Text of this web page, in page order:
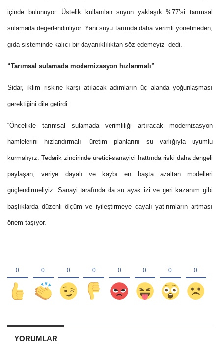
içinde bulunuyor. Üstelik kullanılan suyun yaklaşık%77’si tarımsal
sulamadadeğerlendiriliyor. Yani suyu tarımda daha verimli yönetmeden,
gıda sisteminde kalıcı bir dayanıklılıktan söz edemeyiz” dedi.
“Tarımsal sulamada modernizasyon hızlanmalı”
Sidar, iklim riskine karşı atılacak adımların üç alanda yoğunlaşması
gerektiğini dile getirdi:
“Öncelikle tarımsal sulamada verimliliği artıracak modernizasyon
hamlelerini hızlandırmalı, üretim planlarını su varlığıyla uyumlu
kurmalıyız. Tedarik zincirinde üretici-sanayici hattında riski daha dengeli
paylaşan, veriye dayalı ve kaybı en başta azaltan modelleri
güçl endirmeliyiz. Sanayi tarafında dasu ayak izi ve geri kazanım gibi
başlıklarda düzenli ölçüm ve iyileştirmeye dayalı yatırımların artması
önem taşıyor.”
YORUMLAR